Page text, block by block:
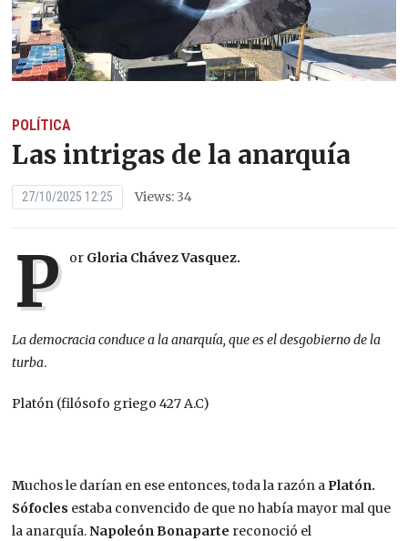
POLÍTICA
Las intrigas de la anarquía
27/10/2025 12:25 Views: 34
P or Gloria Chávez Vasquez.
La democracia conduce a la anarquía, que es el desgobierno de la
turba.
Platón (filósofo griego 427 A.C)
Muchos le darían en ese entonces, toda la razón a Platón.
Sófocles estaba convencido de que no había mayor mal que
la anarquía.Napoleón Bonaparte reconoció el